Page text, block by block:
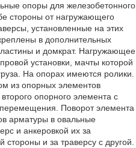
опоры для железобетонного
стороны от нагружающего
установленные на этих
в дополнительных
и домкрат. Нагружающее
установки, мачты которой
На опорах имеются ролики.
из опорных элементов
опорного элемента с
Поворот элемента
арматуры в овальные
и анкеровкой их за
и за траверсу с другой.